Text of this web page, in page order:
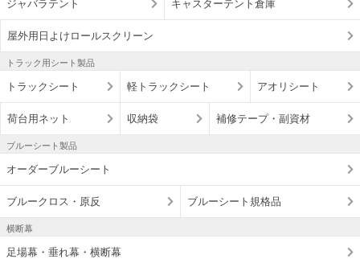
ジャバラテント キャスターテント倉庫
屋外用日よけロールスクリーン
トラック用シート製品
トラックシート 軽トラックシート アオリシート
荷台用ネット 収納袋 補修テープ・副資材
ブルーシート製品
オーダーブルーシート
ブルークロス・原反 ブルーシート規格品
横断幕
足場幕・垂れ幕・横断幕